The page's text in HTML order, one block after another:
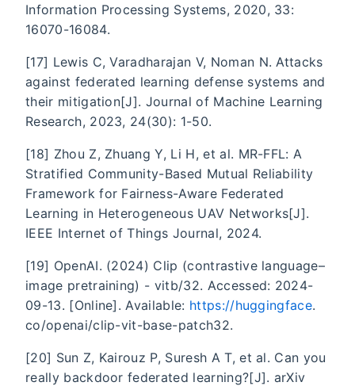
Information Processing Systems, 2020, 33:
16070-16084.
[17] Lewis C, Varadharajan V, Noman N. Attacks
against federated learning defense systems and
their mitigation[J]. Journal of Machine Learning
Research, 2023, 24(30): 1-50.
[18] Zhou Z, Zhuang Y, Li H, et al. MR-FFL: A
Stratified Community-Based Mutual Reliability
Framework for Fairness-Aware Federated
Learning in Heterogeneous UAV Networks[J].
IEEE Internet of Things Journal, 2024.
[19] OpenAI. (2024) Clip (contrastive language–
image pretraining) - vitb/32. Accessed: 2024-
09-13. [Online]. Available: https://huggingface.
co/openai/clip-vit-base-patch32.
[20] Sun Z, Kairouz P, Suresh A T, et al. Can you
really backdoor federated learning?[J]. arXiv